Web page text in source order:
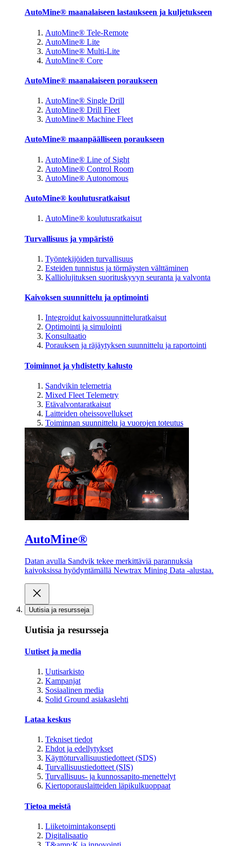
AutoMine® maanalaiseen lastaukseen ja kuljetukseen
AutoMine® Tele-Remote
AutoMine® Lite
AutoMine® Multi-Lite
AutoMine® Core
AutoMine® maanalaiseen poraukseen
AutoMine® Single Drill
AutoMine® Drill Fleet
AutoMine® Machine Fleet
AutoMine® maanpäälliseen poraukseen
AutoMine® Line of Sight
AutoMine® Control Room
AutoMine® Autonomous
AutoMine® koulutusratkaisut
AutoMine® koulutusratkaisut
Turvallisuus ja ympäristö
Työntekijöiden turvallisuus
Esteiden tunnistus ja törmäysten välttäminen
Kalliolujituksen suorituskyvyn seuranta ja valvonta
Kaivoksen suunnittelu ja optimointi
Integroidut kaivossuunnitteluratkaisut
Optimointi ja simulointi
Konsultaatio
Porauksen ja räjäytyksen suunnittelu ja raportointi
Toiminnot ja yhdistetty kalusto
Sandvikin telemetria
Mixed Fleet Telemetry
Etävalvontaratkaisut
Laitteiden oheissovellukset
Toiminnan suunnittelu ja vuorojen toteutus
AutoMine®
Datan avulla Sandvik tekee merkittäviä parannuksia
kaivoksissa hyödyntämällä Newtrax Mining Data -alustaa.
Uutisia ja resursseja
Uutisia ja resursseja
Uutiset ja media
Uutisarkisto
Kampanjat
Sosiaalinen media
Solid Ground asiakaslehti
Lataa keskus
Tekniset tiedot
Ehdot ja edellytykset
Käyttöturvallisuustiedotteet (SDS)
Turvallisuustiedotteet (SIS)
Turvallisuus- ja kunnossapito-menettelyt
Kiertoporauslaitteiden läpikulkuoppaat
Tietoa meistä
Liiketoimintakonsepti
Digitalisaatio